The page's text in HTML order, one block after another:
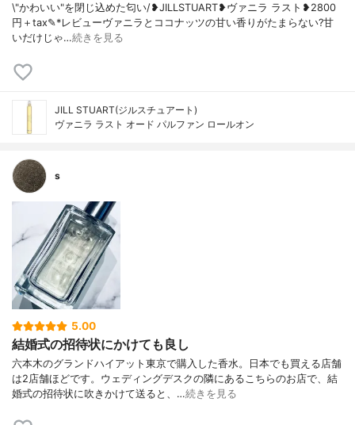
\"かわいい"を閉じ込めた匂い/❥JILLSTUART❥ヴァニラ ラスト❥2800
円＋tax✎*レビューヴァニラとココナッツの甘い香りがたまらない?甘
いだけじゃ…続きを見る
JILL STUART(ジルスチュアート)
ヴァニラ ラスト オード パルファン ロールオン
s
5.00
結婚式の招待状にかけても良し
六本木のグランドハイアット東京で購入した香水。日本でも買える店舗
は2店舗ほどです。ウェディングデスクの隣にあるこちらのお店で、結
婚式の招待状に吹きかけて送ると、…続きを見る